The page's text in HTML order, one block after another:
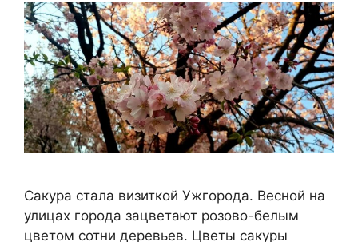
Сакура стала визиткой Ужгорода. Весной на
улицах города зацветают розово-белым
цветом сотни деревьев. Цветы сакуры